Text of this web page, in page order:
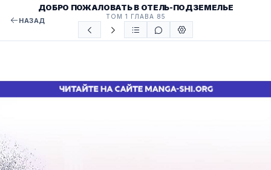
НАЗАД
ДОБРО ПОЖАЛОВАТЬ В ОТЕЛЬ-ПОДЗЕМЕЛЬЕ
ТОМ 1 ГЛАВА 85